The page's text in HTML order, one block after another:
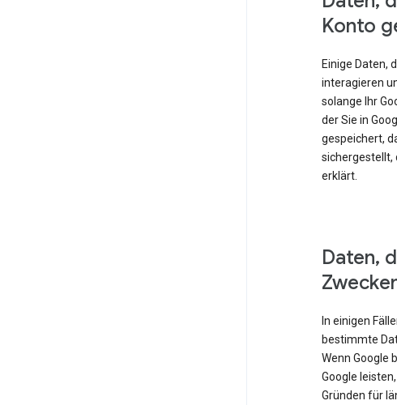
Konto
Einige Daten,
interagieren
solange Ihr
der Sie in
gespeichert,
sichergestellt,
erklärt.
Daten,
In einigen
bestimmte
Wenn Google
Google
Gründen für